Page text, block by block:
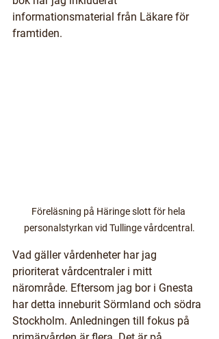
informationsmaterial från Läkare för
framtiden.
Föreläsning på Häringe slott för hela
personalstyrkan vid Tullinge vårdcentral.
Vad gäller vårdenheter har jag
prioriterat vårdcentraler i mitt
närområde. Eftersom jag bor i Gnesta
har detta inneburit Sörmland och södra
Stockholm. Anledningen till fokus på